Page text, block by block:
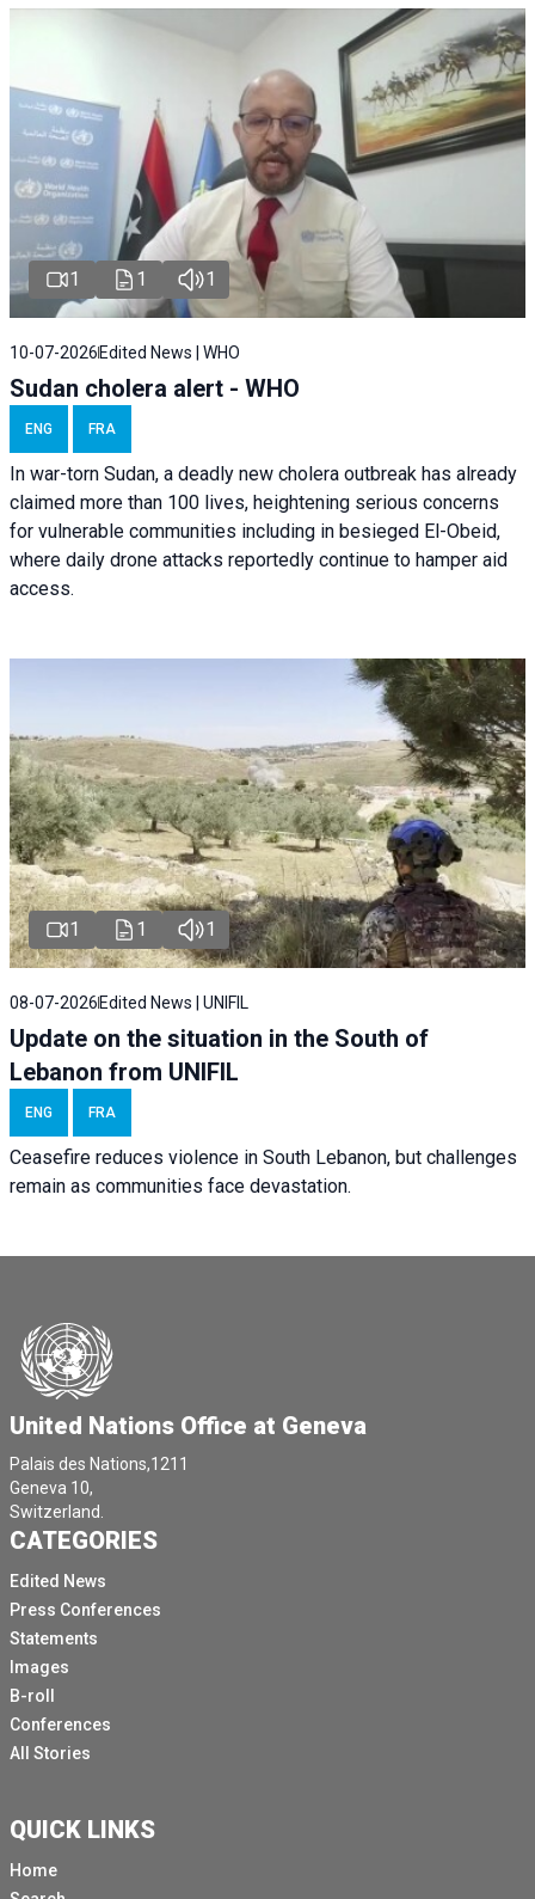
1 1 1
10-07-2026 Edited News | WHO
Sudan cholera alert - WHO
ENG FRA
In war-torn Sudan, a deadly new cholera outbreak has already
claimed more than 100 lives, heightening serious concerns
for vulnerable communities including in besieged El-Obeid,
where daily drone attacks reportedly continue to hamper aid
access.
1 1 1
08-07-2026 Edited News | UNIFIL
Update on the situation in the South of
Lebanon from UNIFIL
ENG FRA
Ceasefire reduces violence in South Lebanon, but challenges
remain as communities face devastation.
United Nations Office at Geneva
Palais des Nations,1211
Geneva 10,
Switzerland.
CATEGORIES
Edited News
Press Conferences
Statements
Images
B-roll
Conferences
All Stories
QUICK LINKS
Home